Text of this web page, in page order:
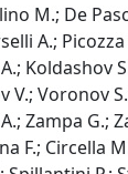
M.; De
A.; Picozza
Koldashov
V.; Voronov
Zampa G.;
F.; Circella